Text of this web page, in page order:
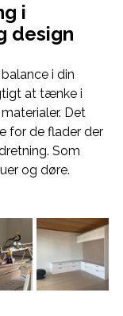
i
design
i din
at tænke i
Det
for de flader der
Som
og døre.